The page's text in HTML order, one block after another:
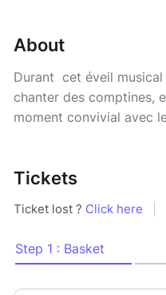
About
Durant cet éveil
chanter des comptines,
moment convivial avec
Tickets